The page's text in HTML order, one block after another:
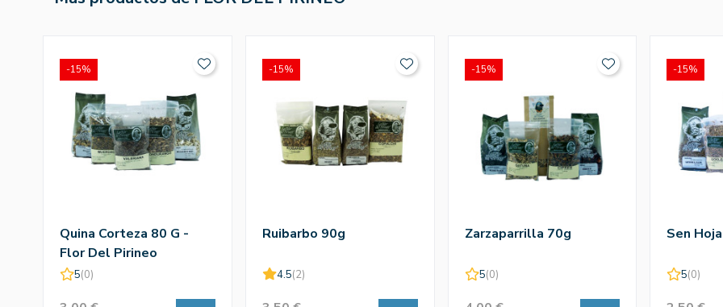
Quina Corteza 80 G -
Flor Del Pirineo
5(0)
-15%
Ruibarbo 90g
4.5(2)
-15%
Zarzaparrilla 70g
5(0)
-15%
Sen
5(0)
-15%